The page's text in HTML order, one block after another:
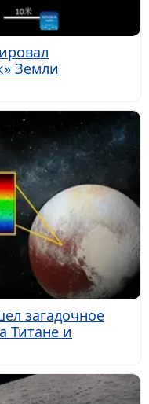
Земли
загадочное
Титане и